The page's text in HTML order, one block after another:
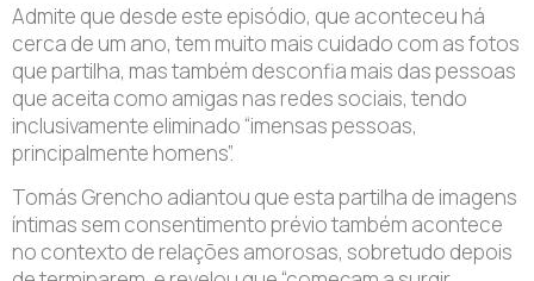
Admite que desde este episódio, que aconteceu há
cerca de um ano, tem muito mais cuidado com as fotos
que partilha, mas também desconfia mais das pessoas
que aceita como amigas nas redes sociais, tendo
inclusivamente eliminado “imensas pessoas,
principalmente homens”.
Tomás Grencho adiantou que esta partilha de imagens
íntimas sem consentimento prévio também acontece
no contexto de relações amorosas, sobretudo depois